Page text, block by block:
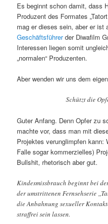
Es beginnt schon damit, dass
Produzent des Formates
mag er dieses sein, aber er ist
Geschäftsführerder Diwafilm
Interessen liegen somit
„normalen“ Produzenten.
Aber wenden wir uns dem
Schützt die
Guter Anfang. Denn Opfer zu
machte vor, dass man mit
Projektes verunglimpfen kann:
Falle sogar kommerzielles)
Bullshit, rhetorisch aber gut.
Kindesmissbrauch beginnt bei
der umstrittenen Fernsehserie
die Anbahnung sexueller
straffrei sein lassen.